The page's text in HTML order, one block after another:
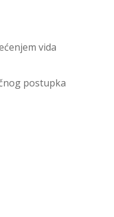
vida
postupka